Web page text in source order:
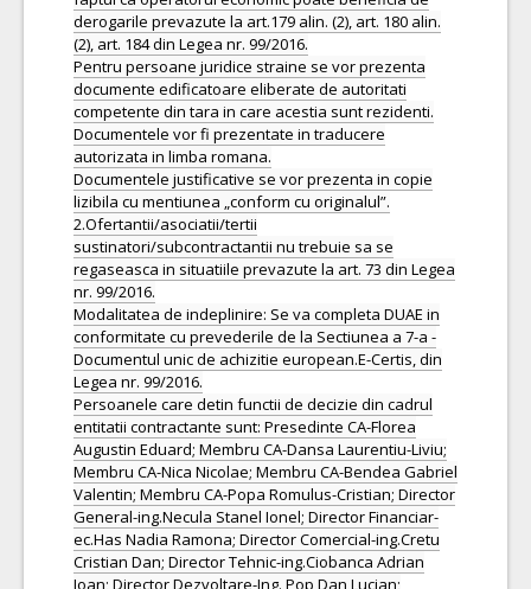
derogarile prevazute la art.179 alin. (2), art. 180 alin.
(2), art. 184 din Legea nr. 99/2016.
Pentru persoane juridice straine se vor prezenta
documente edificatoare eliberate de autoritati
competente din tara in care acestia sunt rezidenti.
Documentele vor fi prezentate in traducere
autorizata in limba romana.
Documentele justificative se vor prezenta in copie
lizibila cu mentiunea „conform cu originalul”.
2.Ofertantii/asociatii/tertii
sustinatori/subcontractantii nu trebuie sa se
regaseasca in situatiile prevazute la art. 73 din Legea
nr. 99/2016.
Modalitatea de indeplinire: Se va completa DUAE in
conformitate cu prevederile de la Sectiunea a 7-a -
Documentul unic de achizitie european.E-Certis, din
Legea nr. 99/2016.
Persoanele care detin functii de decizie din cadrul
entitatii contractante sunt: Presedinte CA-Florea
Augustin Eduard; Membru CA-Dansa Laurentiu-Liviu;
Membru CA-Nica Nicolae; Membru CA-Bendea Gabriel
Valentin; Membru CA-Popa Romulus-Cristian; Director
General-ing.Necula Stanel Ionel; Director Financiar-
ec.Has Nadia Ramona; Director Comercial-ing.Cretu
Cristian Dan; Director Tehnic-ing.Ciobanca Adrian
Ioan; Director Dezvoltare-Ing. Pop Dan Lucian;